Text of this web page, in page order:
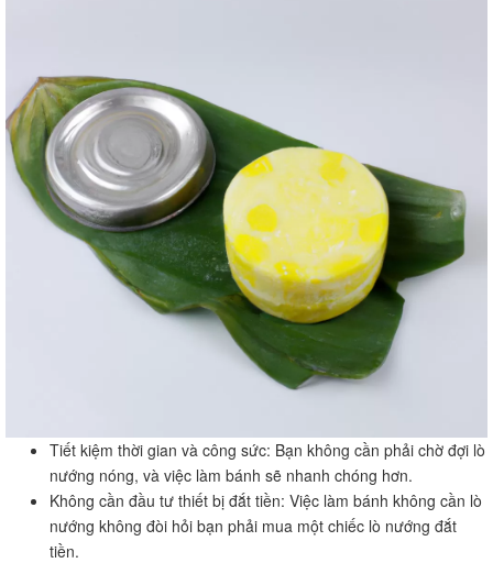
Tiết kiệm thời gian và công sức: Bạn không cần phải chờ đợi lò
nướng nóng, và việc làm bánh sẽ nhanh chóng hơn.
Không cần đầu tư thiết bị đắt tiền: Việc làm bánh không cần lò
nướng không đòi hỏi bạn phải mua một chiếc lò nướng đắt
tiền.